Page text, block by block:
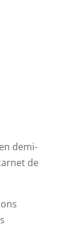
demi-
de